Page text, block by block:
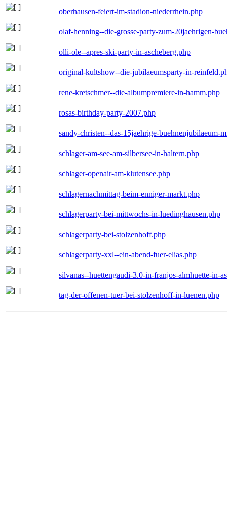
oberhausen-feiert-im-stadion-niederrhein.php
olaf-henning--die-grosse-party-zum-20jaehrigen-
olli-ole--apres-ski-party-in-ascheberg.php
original-kultshow--die-jubilaeumsparty-in-
rene-kretschmer--die-albumpremiere-in-hamm.php
rosas-birthday-party-2007.php
sandy-christen--das-15jaehrige-buehnenjubilaeum-
schlager-am-see-am-silbersee-in-haltern.php
schlager-openair-am-klutensee.php
schlagernachmittag-beim-enniger-markt.php
schlagerparty-bei-mittwochs-in-luedinghausen.php
schlagerparty-bei-stolzenhoff.php
schlagerparty-xxl--ein-abend-fuer-elias.php
silvanas--huettengaudi-3.0-in-franjos-almhuette-in-
tag-der-offenen-tuer-bei-stolzenhoff-in-luenen.php